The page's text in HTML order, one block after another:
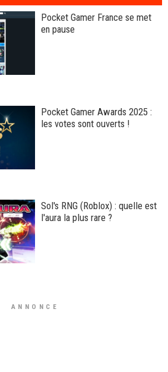
Pocket Gamer France se met
en pause
Pocket Gamer Awards 2025 :
les votes sont ouverts !
Sol's RNG (Roblox) : quelle est
l'aura la plus rare ?
ANNONCE